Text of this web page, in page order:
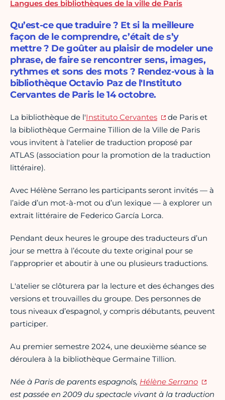
Langues des bibliothèques de la ville de Paris
Qu’est-ce que traduire ? Et si la meilleure
façon de le comprendre, c’était de s’y
mettre ? De goûter au plaisir de modeler une
phrase, de faire se rencontrer sens, images,
rythmes et sons des mots ? Rendez-vous à la
bibliothèque Octavio Paz de l'Instituto
Cervantes de Paris le 14 octobre.
La bibliothèque de l'Instituto Cervantes
de Paris et
la bibliothèque Germaine Tillion de la Ville de Paris
vous invitent à l'atelier de traduction proposé par
ATLAS (association pour la promotion de la traduction
littéraire).
Avec Hélène Serrano les participants seront invités — à
l’aide d’un mot-à-mot ou d’un lexique — à explorer un
extrait littéraire de Federico García Lorca.
Pendant deux heures le groupe des traducteurs d’un
jour se mettra à l’écoute du texte original pour se
l’approprier et aboutir à une ou plusieurs traductions.
L'atelier se clôturera par la lecture et des échanges des
versions et trouvailles du groupe. Des personnes de
tous niveaux d’espagnol, y compris débutants, peuvent
participer.
Au premier semestre 2024, une deuxième séance se
déroulera à la bibliothèque Germaine Tillion.
Née à Paris de parents espagnols, Hélène Serrano
est passée en 2009 du spectacle vivant à la traduction